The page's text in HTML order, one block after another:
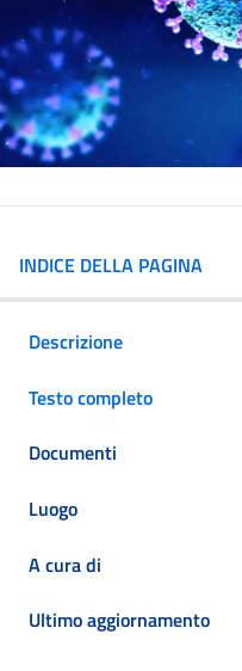
INDICE DELLA PAGINA
Descrizione
Testo completo
Documenti
Luogo
A cura di
Ultimo aggiornamento